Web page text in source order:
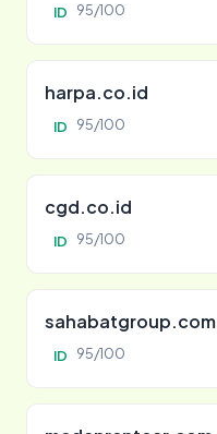
ID 95/100
harpa.co.id
ID 95/100
cgd.co.id
ID 95/100
sahabatgroup.com
ID 95/100